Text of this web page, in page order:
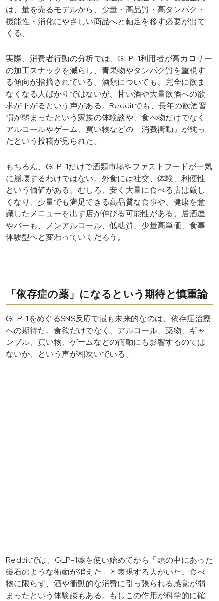
は、量を売るモデルから、少量・高品質・高タンパク・
機能性・消化にやさしい商品へと軸足を移す必要が出て
くる。
実際、消費者行動の分析では、GLP-1利用者が高カロリー
の加工スナックを減らし、青果物やタンパク質を重視す
る傾向が指摘されている。酒類についても、完全に飲ま
なくなる人ばかりではないが、甘い酒や大量飲酒への欲
求が下がるという声がある。Redditでも、長年の飲酒習
慣が弱まったという家族の体験談や、食べ物だけでなく
アルコールやゲーム、買い物などの「消費衝動」が鈍っ
たという投稿が見られた。
もちろん、GLP-1だけで酒類市場やファストフードが一気
に崩壊するわけではない。外食には社交、体験、利便性
という価値がある。むしろ、安く大量に食べる店は厳し
くなり、少量でも満足できる高品質な食事や、健康を意
識したメニューを出す店が伸びる可能性がある。居酒屋
やバーも、ノンアルコール、低糖質、少量高単価、食事
体験型へと変わっていくだろう。
「依存症の薬」になるという期待と慎重論
GLP-1をめぐるSNS反応で最も未来的なのは、依存症治療
への期待だ。食欲だけでなく、アルコール、薬物、ギャ
ンブル、買い物、ゲームなどの衝動にも影響するのでは
ないか、という声が相次いでいる。
Redditでは、GLP-1薬を使い始めてから「頭の中にあった
磁石のような衝動が消えた」と表現する人がいた。食べ
物に限らず、酒や衝動的な消費に引っ張られる感覚が弱
まったという体験談もある。もしこの作用が科学的に確